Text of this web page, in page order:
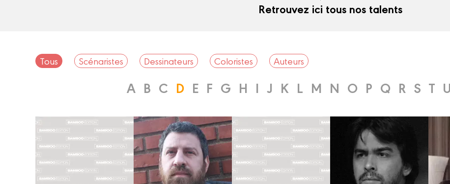
Retrouvez ici tous nos talents
Tous Scénaristes Dessinateurs Coloristes Auteurs
A B C D E F G H I J K L M N O P Q R S T U
Dessinateur
DAB'S
Biographie
Scénariste
DAMIAN
Biographie
Coloriste
MELVIN
DARMENTON
Biographie
Dessinateur
DAV
Biographie